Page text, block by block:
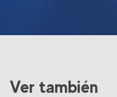
Ver también